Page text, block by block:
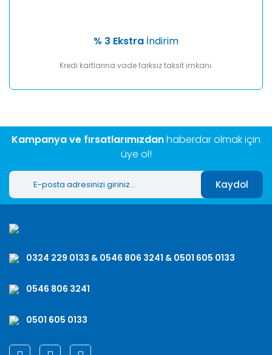
% 3 Ekstra İndirim
Kredi kartlarına vade farksız taksit imkanı.
Kampanya ve fırsatlarımızdanhaberdar olmak için
üye ol!
Kaydol
0324 229 0133 & 0546 806 3241 & 0501 605 0133
0546 806 3241
0501 605 0133